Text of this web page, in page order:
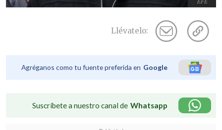
Llévatelo:
Agréganos como tu fuente preferida en Google
Suscríbete a nuestro canal de Whatsapp